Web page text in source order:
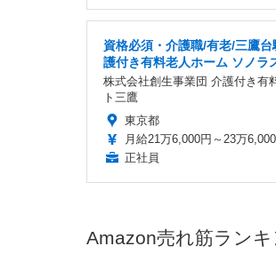
資格必須・介護職/有老/三鷹
護付き有料老人ホーム ソノラ
株式会社創生事業団 介護付き有
ト三鷹
東京都
月給21万6,000円～23万
正社員
Amazon売れ筋ラン